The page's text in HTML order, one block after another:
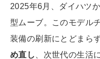
2025年6月、ダイハツ
型ムーブ。このモデル
装備の刷新にとどまらず
め直し
、次世代の生活